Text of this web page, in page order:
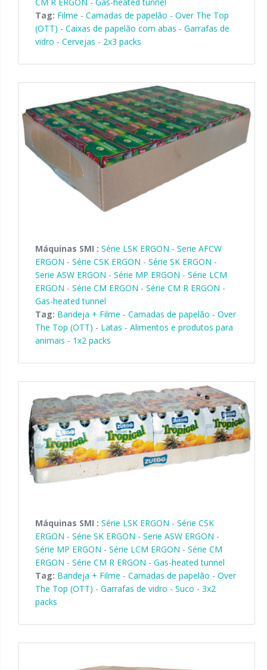
Tag: Filme - Camadas de papelão - Over The Top
(OTT) - Caixas de papelão com abas - Garrafas de
vidro - Cervejas - 2x3 packs
Máquinas SMI : Série LSK ERGON - Serie AFCW
ERGON - Série CSK ERGON - Série SK ERGON -
Serie ASW ERGON - Série MP ERGON - Série LCM
ERGON - Série CM ERGON - Série CM R ERGON -
Gas-heated tunnel
Tag: Bandeja + Filme - Camadas de papelão - Over
The Top (OTT) - Latas - Alimentos e produtos para
animais - 1x2 packs
Máquinas SMI : Série LSK ERGON - Série CSK
ERGON - Série SK ERGON - Serie ASW ERGON -
Série MP ERGON - Série LCM ERGON - Série CM
ERGON - Série CM R ERGON - Gas-heated tunnel
Tag: Bandeja + Filme - Camadas de papelão - Over
The Top (OTT) - Garrafas de vidro - Suco - 3x2
packs